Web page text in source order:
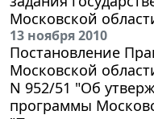
Московской
13 ноября 2010
Постановление
Московской
N 952/51 "Об
программы